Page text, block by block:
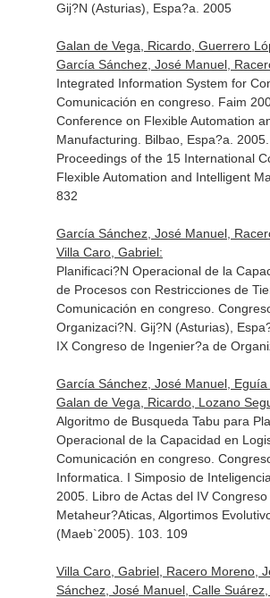
Gij?N (Asturias), Espa?a. 2005
Galan de Vega, Ricardo, Guerrero
García Sánchez, José Manuel,
Integrated Information System for
Comunicación en congreso. Faim
Conference on Flexible Automation
Manufacturing. Bilbao, Espa?a.
Proceedings of the 15 International
Flexible Automation and Intelligent
832
García Sánchez, José Manuel,
Villa Caro, Gabriel:
Planificaci?N Operacional de la
de Procesos con Restricciones de
Comunicación en congreso.
Organizaci?N. Gij?N (Asturias),
IX Congreso de Ingenier?a de
García Sánchez, José Manuel, Eguía
Galan de Vega, Ricardo, Lozano
Algoritmo de Busqueda Tabu para
Operacional de la Capacidad en
Comunicación en congreso.
Informatica. I Simposio de
2005. Libro de Actas del IV
Metaheur?Aticas, Algortimos
(Maeb`2005). 103. 109
Villa Caro, Gabriel, Racero Moreno,
Sánchez, José Manuel, Calle